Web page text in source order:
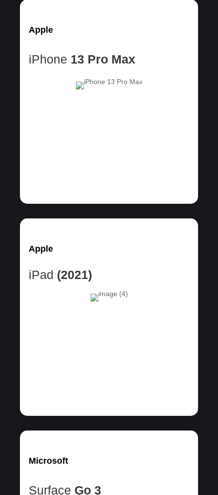
Apple
iPhone 13 Pro Max
Apple
iPad (2021)
Microsoft
Surface Go 3